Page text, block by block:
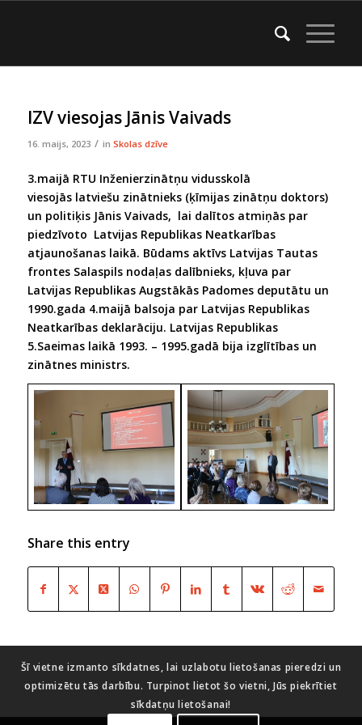
IZV viesojas Jānis Vaivads
16. maijs, 2023 / in Skolas dzīve
3.maijā RTU Inženierzinātņu vidusskolā
viesojāslatviešu zinātnieks (ķīmijas zinātņu doktors)
un politiķis Jānis Vaivads, lai dalītos atmiņās par
piedzīvoto Latvijas Republikas Neatkarības
atjaunošanas laikā. Būdamsaktīvs Latvijas Tautas
frontes Salaspils nodaļas dalībnieks, kļuva par
Latvijas Republikas Augstākās Padomes deputātu un
1990.gada 4.maijā balsoja par Latvijas Republikas
Neatkarības deklarāciju. Latvijas Republikas
5.Saeimas laikā 1993. – 1995.gadā bija izglītības un
zinātnes ministrs.
Share this entry
Šī vietne izmanto sīkdatnes, lai uzlabotu lietošanas pieredzi un
optimizētu tās darbību. Turpinot lietot šo vietni, Jūs piekrītiet
sīkdatņu lietošanai!